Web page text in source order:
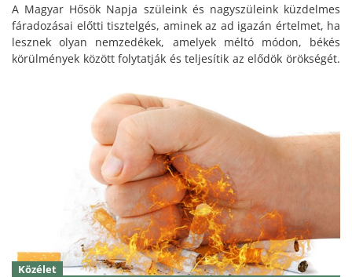
A Magyar Hősök Napja szüleink és nagyszüleink küzdelmes
fáradozásai előtti tisztelgés, aminek az ad igazán értelmet, ha
lesznek olyan nemzedékek, amelyek méltó módon, békés
körülmények között folytatják és teljesítik az elődök örökségét.
törvényhez köthető, melyben először mondták ki, hogy
nemzetünk hősi halottainak kegyelet teljes tiszteletét
megfelelő módon kell kifejezésre juttatni, és az utókor
számára meg kell örökíteni.
Közélet